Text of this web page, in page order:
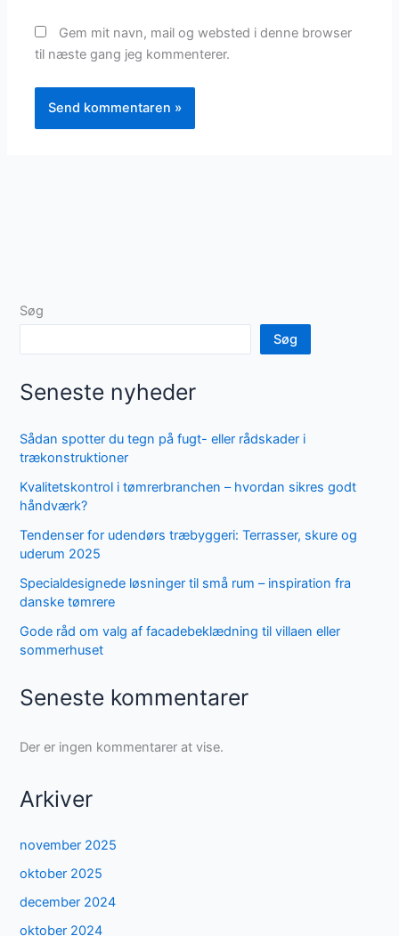
Gem mit navn, mail og websted i denne browser
til næste gang jeg kommenterer.
Søg
Søg
Seneste nyheder
Sådan spotter du tegn på fugt- eller rådskader i
trækonstruktioner
Kvalitetskontrol i tømrerbranchen – hvordan sikres godt
håndværk?
Tendenser for udendørs træbyggeri: Terrasser, skure og
uderum 2025
Specialdesignede løsninger til små rum – inspiration fra
danske tømrere
Gode råd om valg af facadebeklædning til villaen eller
sommerhuset
Seneste kommentarer
Der er ingen kommentarer at vise.
Arkiver
november 2025
oktober 2025
december 2024
oktober 2024